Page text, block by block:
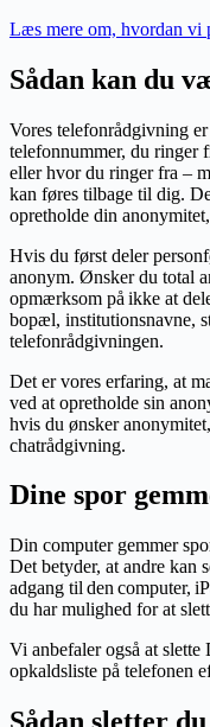
Læs mere om, hvordan vi
Sådan kan du
Vores telefonrådgivning
telefonnummer, du ringer
eller hvor du ringer fra –
kan føres tilbage til dig.
opretholde din
Hvis du først deler
anonym. Ønsker du total
opmærksom på ikke at
bopæl, institutionsnavne,
telefonrådgivningen.
Det er vores erfaring, at
ved at opretholde sin
hvis du ønsker
chatrådgivning.
Dine spor
Din computer gemmer
Det betyder, at andre kan
adgang til den computer,
du har mulighed for at
Vi anbefaler også at
opkaldsliste på telefonen